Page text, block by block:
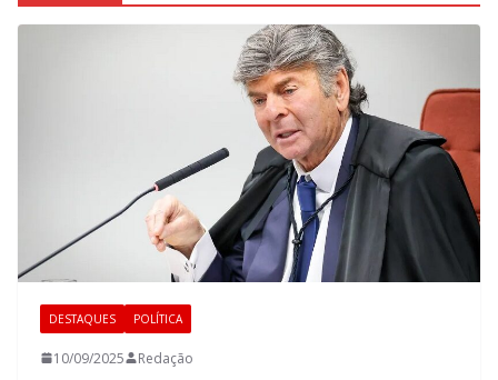
DESTAQUES POLÍTICA
10/09/2025 Redação